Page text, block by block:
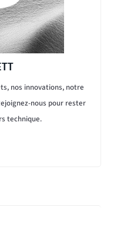
nos innovations, notre
nous pour rester
technique.